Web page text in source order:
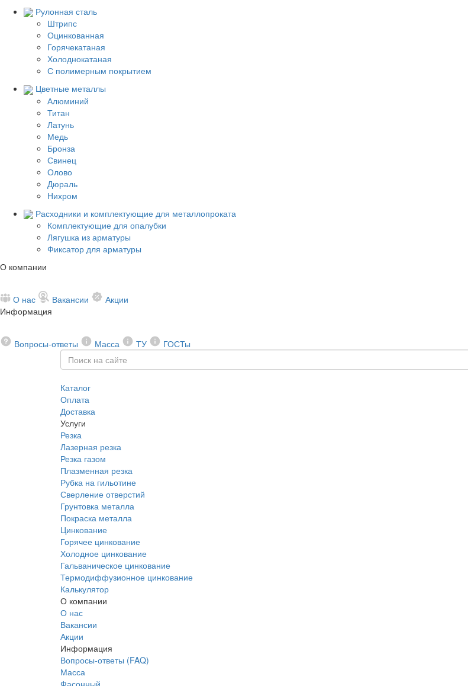
Рулонная сталь
Штрипс
Оцинкованная
Горячекатаная
Холоднокатаная
С полимерным покрытием
Цветные металлы
Алюминий
Титан
Латунь
Медь
Бронза
Свинец
Олово
Дюраль
Нихром
Расходники и комплектующие для металлопроката
Комплектующие для опалубки
Лягушка из арматуры
Фиксатор для арматуры
О компании
О нас Вакансии
Акции
Информация
Вопросы-ответы Масса ТУ ГОСТы
Каталог
Оплата
Доставка
Услуги
Резка
Лазерная резка
Резка газом
Плазменная резка
Рубка на гильотине
Сверление отверстий
Грунтовка металла
Покраска металла
Цинкование
Горячее цинкование
Холодное цинкование
Гальваническое цинкование
Термодиффузионное цинкование
Калькулятор
О компании
О нас
Вакансии
Акции
Информация
Вопросы-ответы (FAQ)
Масса
Фасонный